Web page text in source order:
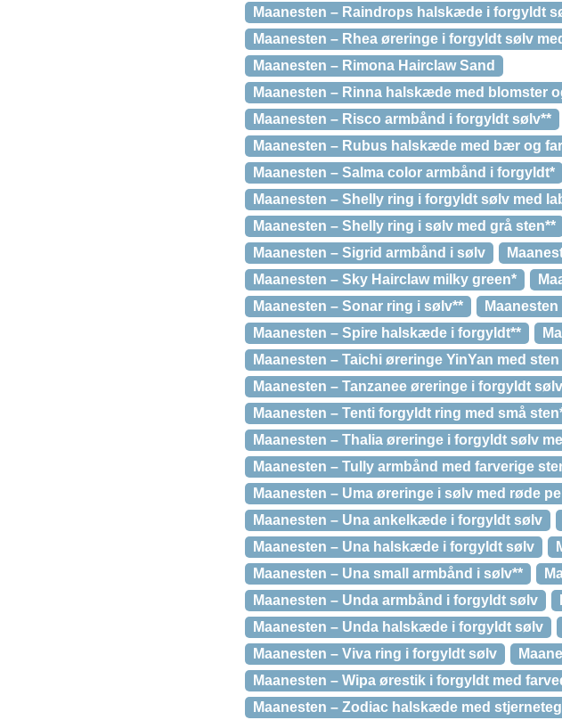
Maanesten – Raindrops halskæde i forgyldt
Maanesten – Rhea øreringe i forgyldt sølv
Maanesten – Rimona Hairclaw Sand
Maanesten – Rinna halskæde med blomster
Maanesten – Risco armbånd i forgyldt sølv**
Maanesten – Rubus halskæde med bær og
Maanesten – Salma color armbånd i forgyldt*
Maanesten – Shelly ring i forgyldt sølv med
Maanesten – Shelly ring i sølv med grå sten**
Maanesten – Sigrid armbånd i sølv
Maanesten – Sky Hairclaw milky green*
Maanesten – Sonar ring i sølv**
Maanesten – Spire halskæde i forgyldt**
Maanesten – Taichi øreringe YinYan med
Maanesten – Tanzanee øreringe i forgyldt
Maanesten – Tenti forgyldt ring med små
Maanesten – Thalia øreringe i forgyldt sølv
Maanesten – Tully armbånd med farverige
Maanesten – Uma øreringe i sølv med røde
Maanesten – Una ankelkæde i forgyldt sølv
Maanesten – Una halskæde i forgyldt sølv
Maanesten – Una small armbånd i sølv**
Maanesten – Unda armbånd i forgyldt sølv
Maanesten – Unda halskæde i forgyldt sølv
Maanesten – Viva ring i forgyldt sølv
Maanesten – Wipa ørestik i forgyldt med
Maanesten – Zodiac halskæde med